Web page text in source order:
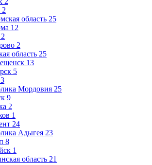
2
область 25
12
2
2
область 25
13
5
3
Мордовия 25
9
2
1
24
Адыгея 23
8
1
область 21